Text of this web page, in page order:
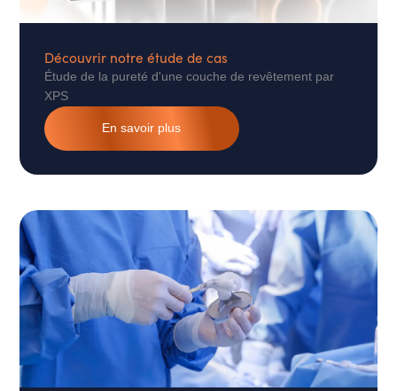
Découvrir notre étude de cas
Étude de la pureté d'une couche de revêtement par
XPS
En savoir plus